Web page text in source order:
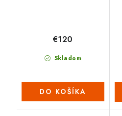
Skladom
€120
DO KOŠÍKA